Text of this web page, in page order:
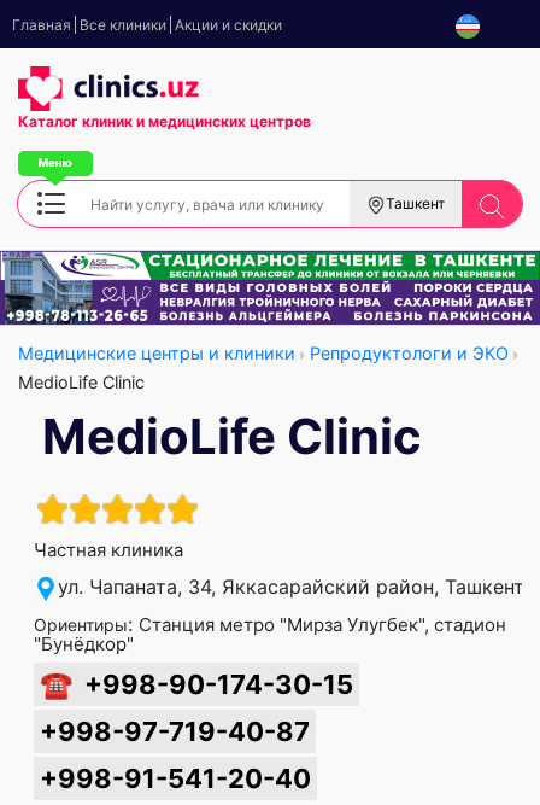
Главная Все клиники Акции и скидки
Каталог клиник и медицинских центров
Ташкент
Медицинские центры и клиники
Репродуктологи и ЭКО
MedioLife Clinic
MedioLife Clinic
Частная клиника
ул. Чапаната, 34, Яккасарайский район, Ташкент
Ориентиры: Станция метро "Мирза Улугбек", стадион
"Бунёдкор"
☎ +998-90-174-30-15
+998-97-719-40-87
+998-91-541-20-40